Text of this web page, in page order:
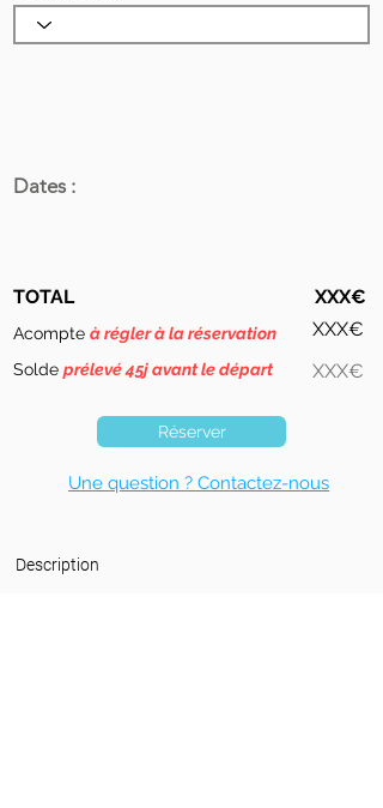
Dates :
TOTAL
Acompte à régler à la réservation
Solde prélevé 45j avant le départ
XXX€
XXX€
XXX€
Réserver
Une question ? Contactez-nous
Description